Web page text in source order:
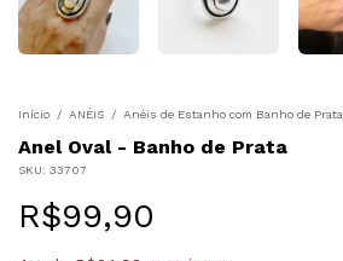
Início / ANÉIS / Anéis de Estanho com Banho de Prata
Anel Oval - Banho de Prata
SKU: 33707
R$99,90